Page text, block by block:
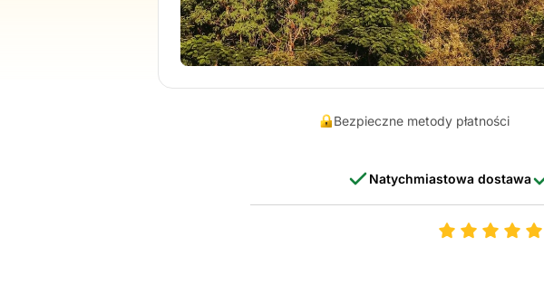
Bezpieczne metody płatności
Natychmiastowa dostawa